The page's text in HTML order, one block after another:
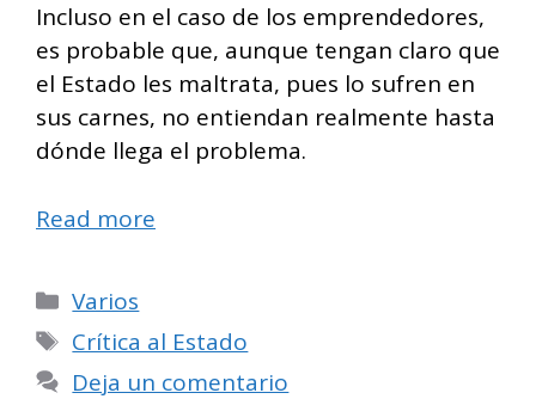
Incluso en el caso de los emprendedores,
es probable que, aunque tengan claro que
el Estado les maltrata, pues lo sufren en
sus carnes, no entiendan realmente hasta
dónde llega el problema.
Read more
Categorías
Varios
Etiquetas
Crítica al Estado
Deja un comentario